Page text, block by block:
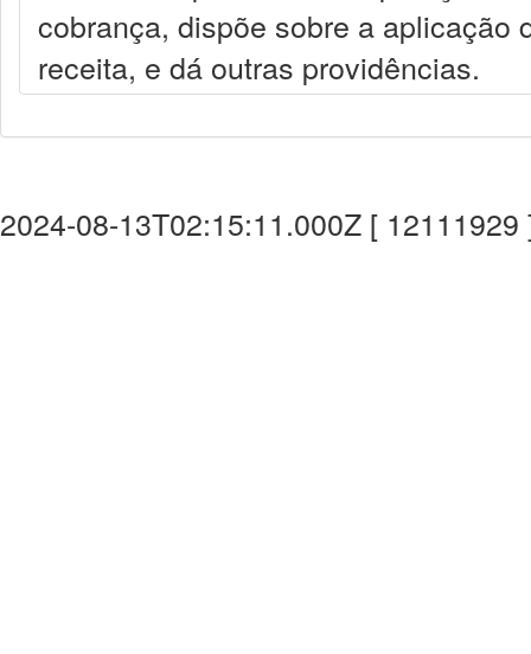
cobrança, dispõe sobre a aplicação
receita, e dá outras providências.
2024-08-13T02:15:11.000Z [ 12111929